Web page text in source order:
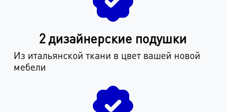
2 дизайнерские подушки
Из итальянской ткани в цвет вашей новой
мебели